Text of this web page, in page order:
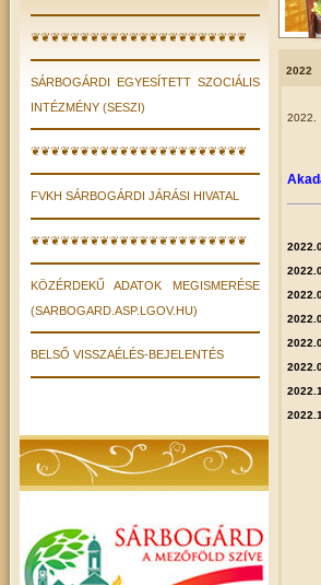
❦❦❦❦❦❦❦❦❦❦❦❦❦❦❦❦❦❦❦❦❦❦
SÁRBOGÁRDI EGYESÍTETT SZOCIÁLIS
INTÉZMÉNY (SESZI)
❦❦❦❦❦❦❦❦❦❦❦❦❦❦❦❦❦❦❦❦❦❦
FVKH SÁRBOGÁRDI JÁRÁSI HIVATAL
❦❦❦❦❦❦❦❦❦❦❦❦❦❦❦❦❦❦❦❦❦❦
KÖZÉRDEKŰ ADATOK MEGISMERÉSE
(SARBOGARD.ASP.LGOV.HU)
BELSŐ VISSZAÉLÉS-BEJELENTÉS
2022
2022.